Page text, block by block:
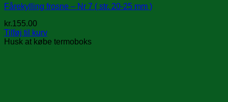
Fårekylling frosne – Nr 7 ( str. 20-25 mm )
kr.155.00
Tilføj til kurv
Husk at købe termoboks